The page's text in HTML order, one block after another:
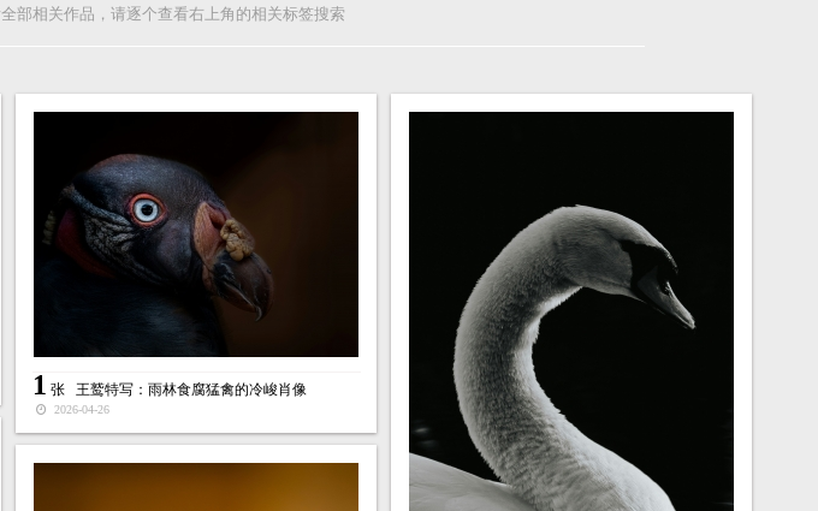
部相关作品，请逐个查看右上角的相关标签搜索
1 张 王鹫特写：雨林食腐猛禽的冷峻肖像
2026-04-26